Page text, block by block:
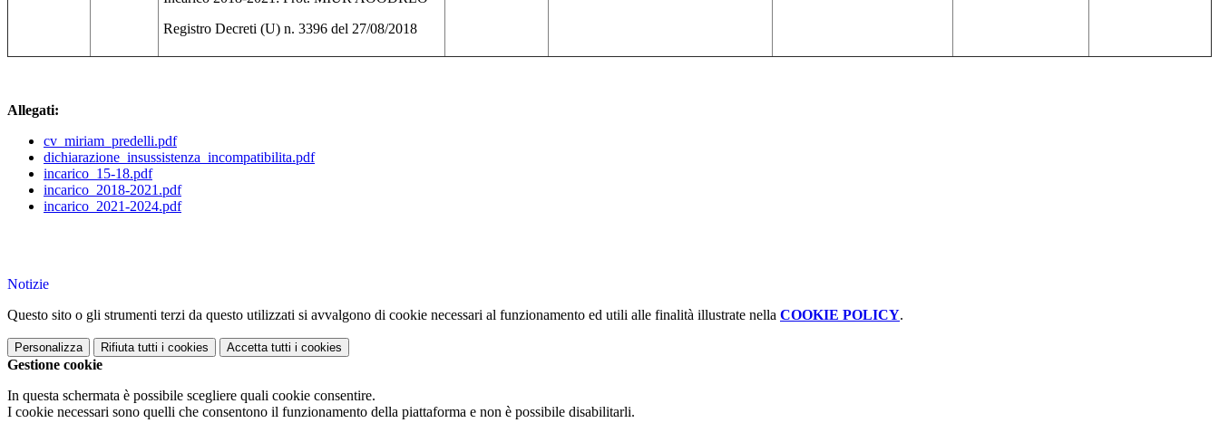
Registro Decreti (U) n. 3396 del 27/08/2018
Allegati:
cv_miriam_predelli.pdf
dichiarazione_insussistenza_incompatibilita.pdf
incarico_15-18.pdf
incarico_2018-2021.pdf
incarico_2021-2024.pdf
Notizie
Questo sito o gli strumenti terzi da questo utilizzati si avvalgono di cookie necessari al funzionamento ed utili alle finalità illustrate nella COOKIE POLICY.
Personalizza Rifiuta tutti i cookies Accetta tutti i cookies
Gestione cookie
In questa schermata è possibile scegliere quali cookie consentire.
I cookie necessari sono quelli che consentono il funzionamento della piattaforma e non è possibile disabilitarli.